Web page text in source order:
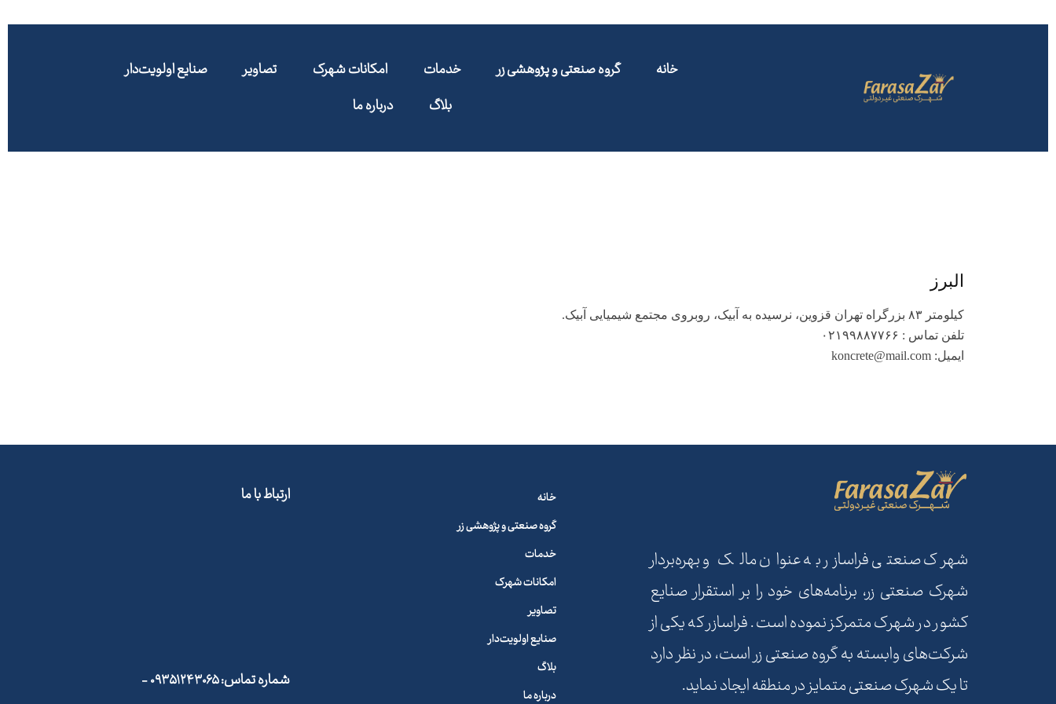
خانه گروه صنعتی و پژوهشی زر خدمات امکانات شهرک تصاویر
صنایع اولویت‌دار
بلاگ
درباره ما
البرز
کیلومتر ۸۳ بزرگراه تهران قزوین، نرسیده به آبیک، روبروی مجتمع شیمیایی آبیک.
تلفن تماس : ۰۲۱۹۹۸۸۷۷۶۶
ایمیل: koncrete@mail.com
شهرک صنعتی فراسازر به عنوان مالک و بهره‌بردار
شهرک صنعتی زر، برنامه‌های خود را بر استقرار صنایع
کشور در شهرک متمرکز نموده است. فراسازر که یکی از
شرکت‌های وابسته به گروه صنعتی زر است، در نظر دارد
تا یک شهرک صنعتی متمایز در منطقه ایجاد نماید.
خانه
گروه صنعتی و پژوهشی زر
خدمات
امکانات شهرک
تصاویر
صنایع اولویت‌دار
بلاگ
درباره ما
ارتباط با ما
شماره تماس: ۰۹۳۵۱۲۴۳۰۶۵ -